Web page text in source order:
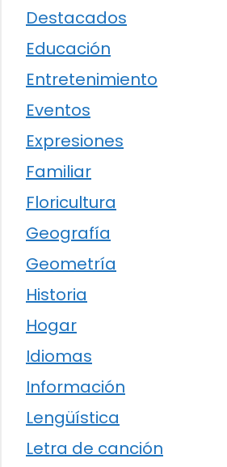
Destacados
Educación
Entretenimiento
Eventos
Expresiones
Familiar
Floricultura
Geografía
Geometría
Historia
Hogar
Idiomas
Información
Lengüística
Letra de canción